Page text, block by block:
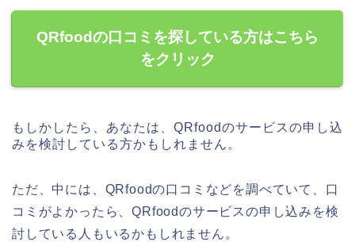
QRfoodの口コミを探している方はこちら
をクリック
もしかしたら、あなたは、QRfoodのサービスの申し込
みを検討している方かもしれません。
ただ、中には、QRfoodの口コミなどを調べていて、口
コミがよかったら、QRfoodのサービスの申し込みを検
討している人もいるかもしれません。